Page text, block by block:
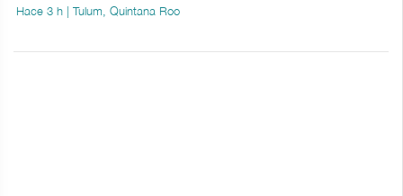
Hace 3 h | Tulum, Quintana Roo